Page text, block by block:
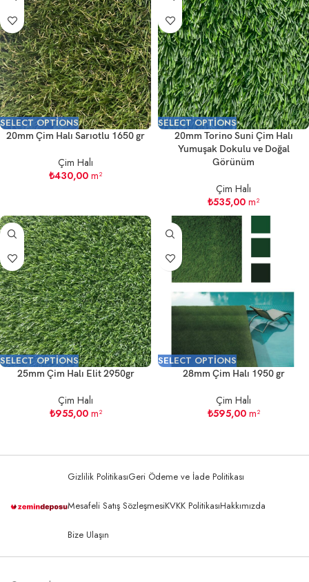
SELECT OPTIONS
20mm Çim Halı Sarıotlu 1650 gr
Çim Halı
₺430,00 m²
SELECT OPTIONS
20mm Torino Suni Çim Halı
Yumuşak Dokulu ve Doğal
Görünüm
Çim Halı
₺535,00 m²
SELECT OPTIONS
25mm Çim Halı Elit 2950gr
Çim Halı
₺955,00m²
SELECT OPTIONS
28mm Çim Halı 1950 gr
Çim Halı
₺595,00m²
Gizlilik PolitikasıGeri Ödeme ve İade Politikası
Mesafeli Satış SözleşmesiKVKK PolitikasıHakkımızda
Bize Ulaşın